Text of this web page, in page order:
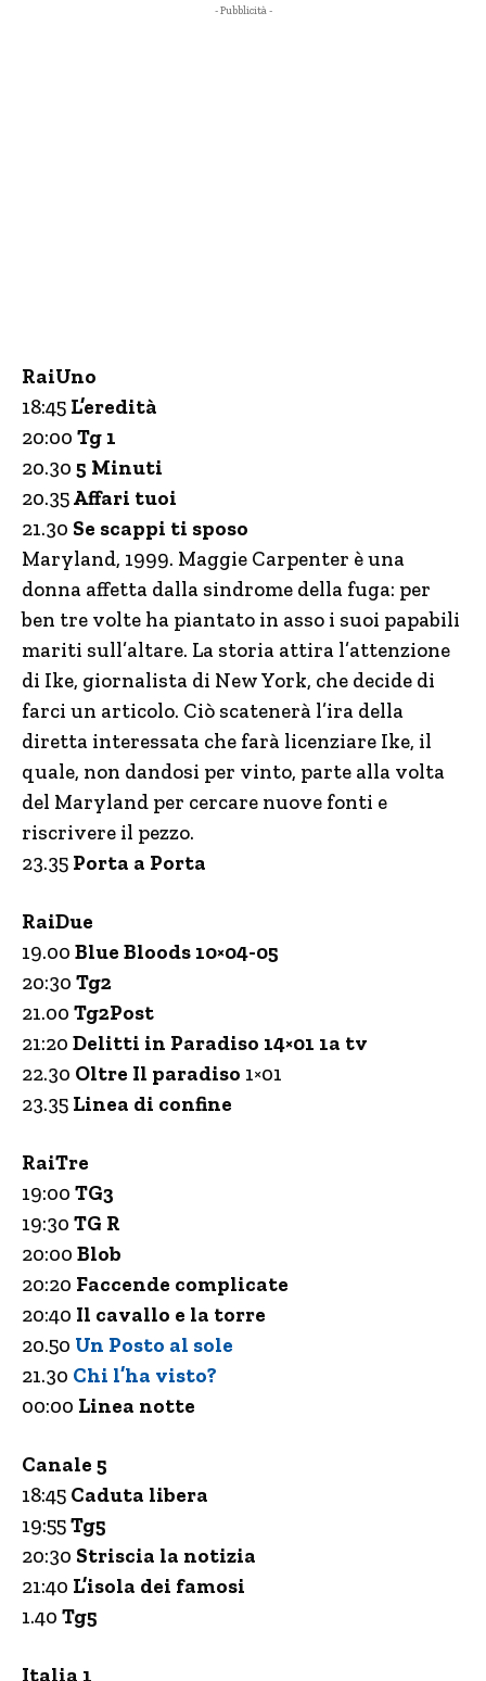
- Pubblicità -
RaiUno
18:45 L’eredità
20:00 Tg 1
20.30 5 Minuti
20.35Affari tuoi
21.30 Se scappi ti sposo
Maryland, 1999. Maggie Carpenter è una
donna affetta dalla sindrome della fuga: per
ben tre volte ha piantato in asso i suoi papabili
mariti sull’altare. La storia attira l’attenzione
di Ike, giornalista di New York, che decide di
farci un articolo. Ciò scatenerà l’ira della
diretta interessata che farà licenziare Ike, il
quale, non dandosi per vinto, parte alla volta
del Maryland per cercare nuove fonti e
riscrivere il pezzo.
23.35 Porta a Porta
RaiDue
19.00 Blue Bloods 10×04-05
20:30 Tg2
21.00 Tg2Post
21:20 Delitti in Paradiso 14×01 1a tv
22.30 Oltre Il paradiso 1×01
23.35 Linea di confine
RaiTre
19:00 TG3
19:30 TG R
20:00 Blob
20:20 Faccende complicate
20:40 Il cavallo e la torre
20.50 Un Posto al sole
21.30 Chi l’ha visto?
00:00 Linea notte
Canale 5
18:45 Caduta libera
19:55Tg5
20:30 Striscia la notizia
21:40 L’isola dei famosi
1.40 Tg5
Italia 1